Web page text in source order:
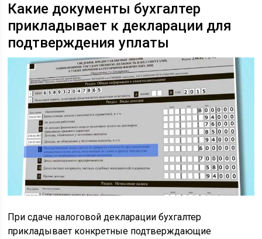
Какие документы бухгалтер
прикладывает к декларации для
подтверждения уплаты
При сдаче налоговой декларации бухгалтер
прикладывает конкретные подтверждающие